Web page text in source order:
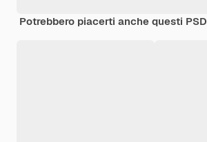
Potrebbero piacerti anche questi PSD